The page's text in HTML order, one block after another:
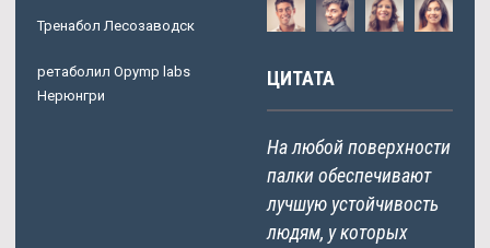
Тренабол Лесозаводск
ретаболил Opymp labs
Нерюнгри
ЦИТАТА
На любой поверхности
палки обеспечивают
лучшую устойчивость
людям, у которых